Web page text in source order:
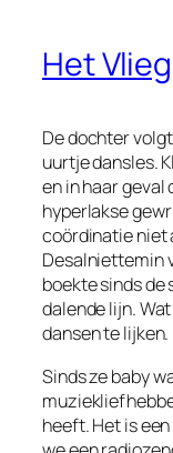
Het
De dochter
uurtje dansles.
en in haar geval
hyperlakse
coördinatie niet
Desalniettemin
boekte sinds
dalende lijn.
dansen te lijken.
Sinds ze baby
heeft. Het is